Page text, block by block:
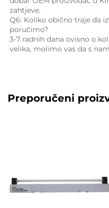
zahtjeve.
Q6: Koliko obično traje da
poručimo?
3-7 radnih dana ovisno o
velika, molimo vas da s
Preporučeni